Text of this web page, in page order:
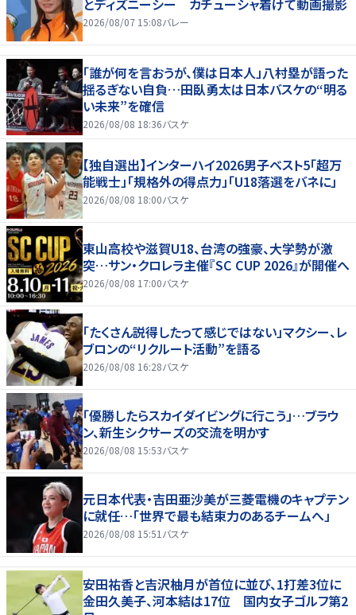
とディズニーシー カチューシャ着けて動画撮影
2026/08/07 15:08バレー
「誰が何を言おうが、僕は日本人」八村塁が語った
揺るぎない自負…田臥勇太は日本バスケの“明る
い未来”を確信
2026/08/08 18:36バスケ
【独自選出】インターハイ2026男子ベスト5「超万
能戦士」「規格外の得点力」「U18落選をバネに」
2026/08/08 18:00バスケ
東山高校や滋賀U18、台湾の強豪、大学勢が激
突…サン・クロレラ主催『SC CUP 2026』が開催へ
2026/08/08 17:00バスケ
「たくさん説得したって感じではない」マクシー、レ
ブロンの“リクルート活動”を語る
2026/08/08 16:28バスケ
「優勝したらスカイダイビングに行こう」…ブラウ
ン、新生シクサーズの交流を明かす
2026/08/08 15:53バスケ
元日本代表・吉田亜沙美が三菱電機のキャプテン
に就任…「世界で最も結束力のあるチームへ」
2026/08/08 15:51 バスケ
安田祐香と吉沢柚月が首位に並び、1打差3位に
金田久美子、河本結は17位 国内女子ゴルフ第2